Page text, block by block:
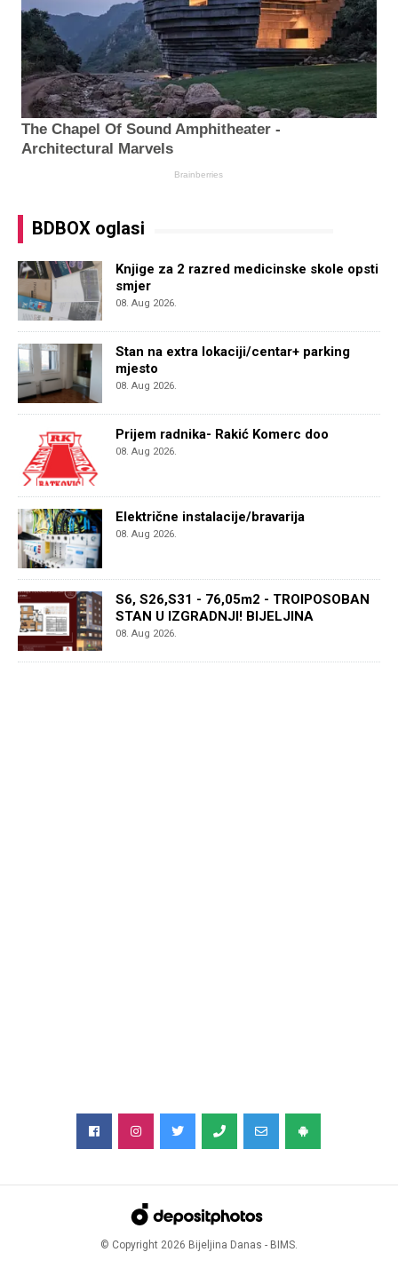
BDBOX oglasi
Knjige za 2 razred medicinske skole opsti
smjer
08. Aug 2026.
Stan na extra lokaciji/centar+ parking
mjesto
08. Aug 2026.
Prijem radnika- Rakić Komerc doo
08. Aug 2026.
Električne instalacije/bravarija
08. Aug 2026.
S6, S26,S31 - 76,05m2 - TROIPOSOBAN
STAN U IZGRADNJI! BIJELJINA
08. Aug 2026.
© Copyright 2026 Bijeljina Danas - BIMS.